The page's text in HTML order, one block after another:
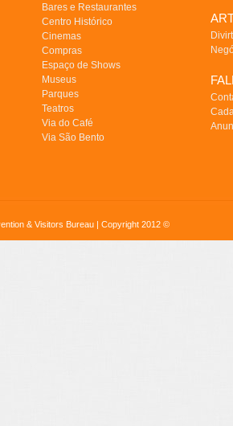
Bares e Restaurantes
Centro Histórico
Cinemas
Compras
Espaço de Shows
Museus
Parques
Teatros
Via do Café
Via São Bento
& Visitors Bureau | Copyright 2012 ©